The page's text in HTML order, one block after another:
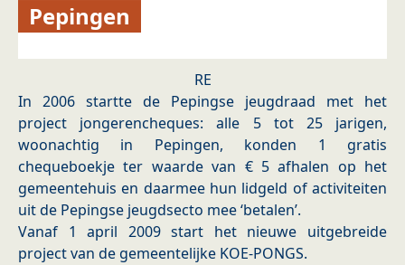
Pepingen
RE
In 2006 startte de Pepingse jeugdraad met het
project jongerencheques: alle 5 tot 25 jarigen,
woonachtig in Pepingen, konden 1 gratis
chequeboekje ter waarde van € 5 afhalen op het
gemeentehuis en daarmee hun lidgeld of activiteiten
uit de Pepingse jeugdsecto mee ‘betalen’.
Vanaf 1 april 2009 start het nieuwe uitgebreide
project van de gemeentelijke KOE-PONGS.